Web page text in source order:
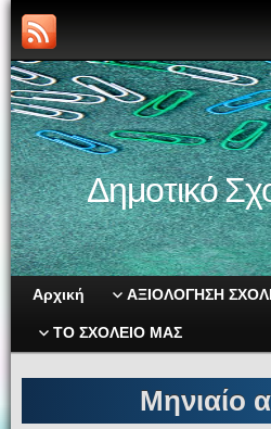
Δημοτικό
Αρχική ΑΞΙΟΛΟΓΗΣΗ
ΤΟ ΣΧΟΛΕΙΟ ΜΑΣ
Μηνιαίο